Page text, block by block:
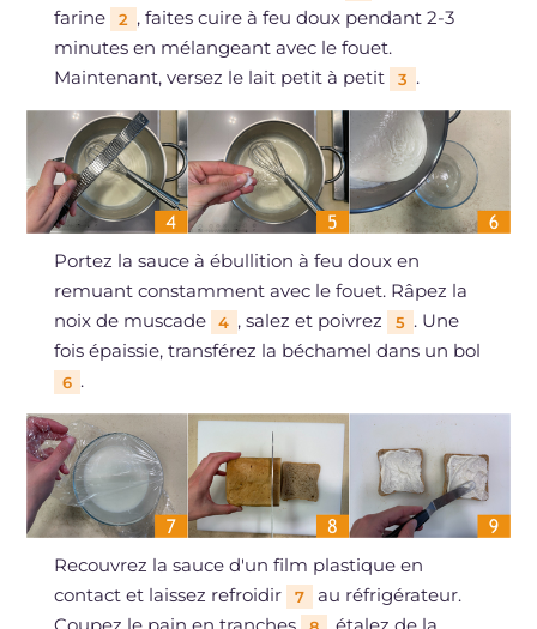
farine
2 , faites cuire à feu doux pendant 2-3
minutes en mélangeant avec le fouet.
Maintenant, versez le lait petit à petit
3 .
Portez la sauce à ébullition à feu doux en
remuant constamment avec le fouet. Râpez la
noix de muscade
4 , salez et poivrez 5 . Une
fois épaissie, transférez la béchamel dans un bol
6 .
Recouvrez la sauce d'un film plastique en
contact et laissez refroidir
7
au réfrigérateur.